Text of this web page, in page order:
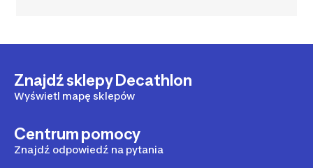
Znajdź sklepy Decathlon
Wyświetl mapę sklepów
Centrum pomocy
Znajdź odpowiedź na pytania